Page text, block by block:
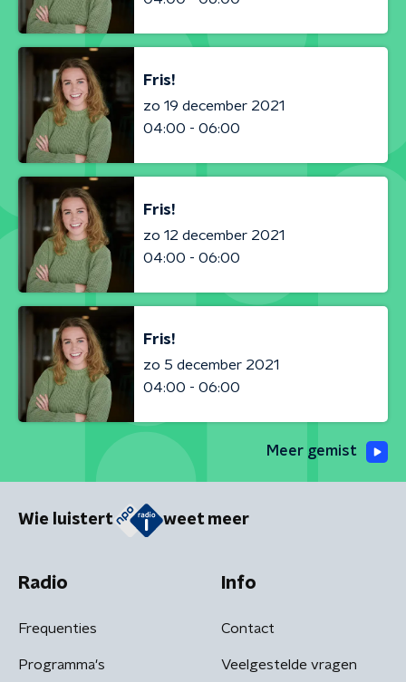
Fris!
zo 19 december 2021
04:00 - 06:00
Fris!
zo 12 december 2021
04:00 - 06:00
Fris!
zo 5 december 2021
04:00 - 06:00
Meer gemist
Wie luistert weet meer
Radio
Frequenties
Programma's
Info
Contact
Veelgestelde vragen